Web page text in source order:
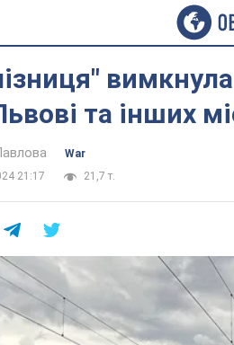
вимкнула
та інших
War
21:17
21,7 т.